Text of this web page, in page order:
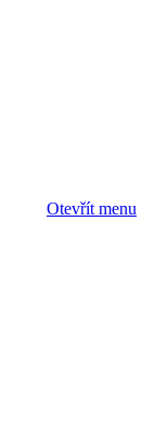
Otevřít menu